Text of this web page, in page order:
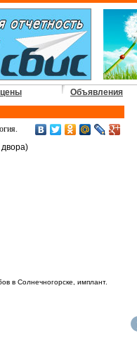
цены Объявления
в Солнечногорске, имплант.